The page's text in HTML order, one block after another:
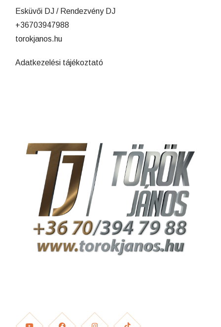
Esküvői DJ / Rendezvény DJ
+36703947988
torokjanos.hu
Adatkezelési tájékoztató